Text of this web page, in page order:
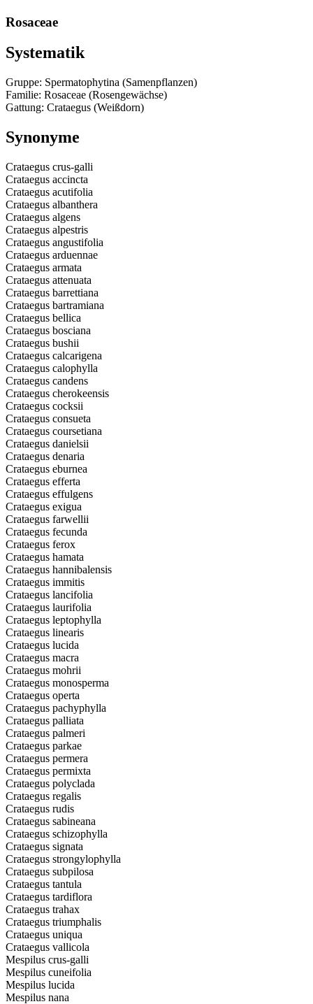
Rosaceae
Systematik
Gruppe: Spermatophytina (Samenpflanzen)
Familie: Rosaceae (Rosengewächse)
Gattung: Crataegus (Weißdorn)
Synonyme
Crataegus crus-galli
Crataegus accincta
Crataegus acutifolia
Crataegus albanthera
Crataegus algens
Crataegus alpestris
Crataegus angustifolia
Crataegus arduennae
Crataegus armata
Crataegus attenuata
Crataegus barrettiana
Crataegus bartramiana
Crataegus bellica
Crataegus bosciana
Crataegus bushii
Crataegus calcarigena
Crataegus calophylla
Crataegus candens
Crataegus cherokeensis
Crataegus cocksii
Crataegus consueta
Crataegus coursetiana
Crataegus danielsii
Crataegus denaria
Crataegus eburnea
Crataegus efferta
Crataegus effulgens
Crataegus exigua
Crataegus farwellii
Crataegus fecunda
Crataegus ferox
Crataegus hamata
Crataegus hannibalensis
Crataegus immitis
Crataegus lancifolia
Crataegus laurifolia
Crataegus leptophylla
Crataegus linearis
Crataegus lucida
Crataegus macra
Crataegus mohrii
Crataegus monosperma
Crataegus operta
Crataegus pachyphylla
Crataegus palliata
Crataegus palmeri
Crataegus parkae
Crataegus permera
Crataegus permixta
Crataegus polyclada
Crataegus regalis
Crataegus rudis
Crataegus sabineana
Crataegus schizophylla
Crataegus signata
Crataegus strongylophylla
Crataegus subpilosa
Crataegus tantula
Crataegus tardiflora
Crataegus trahax
Crataegus triumphalis
Crataegus uniqua
Crataegus vallicola
Mespilus crus-galli
Mespilus cuneifolia
Mespilus lucida
Mespilus nana